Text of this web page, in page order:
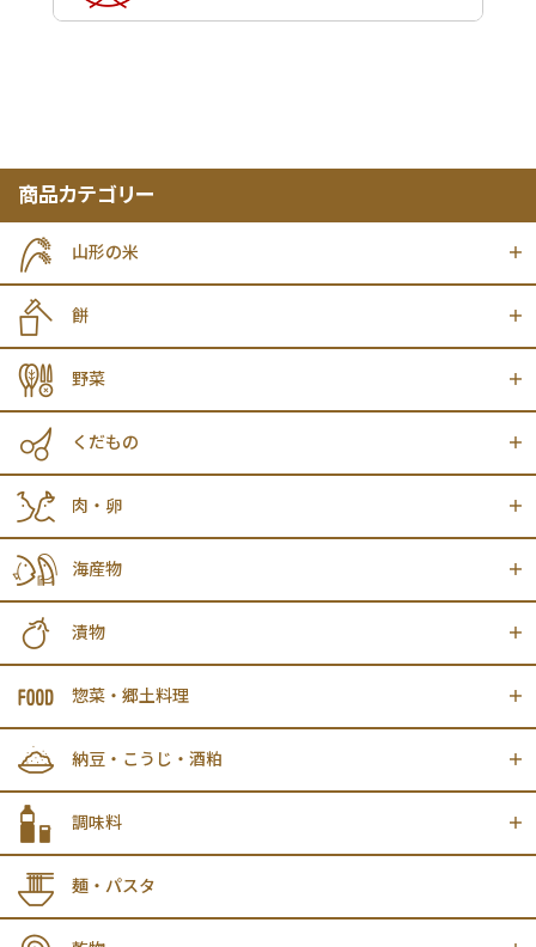
商品カテゴリー
山形の米
餅
野菜
くだもの
肉・卵
海産物
漬物
惣菜・郷土料理
納豆・こうじ・酒粕
調味料
麺・パスタ